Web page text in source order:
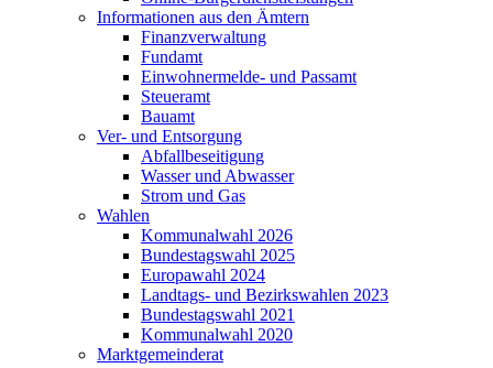
Informationen aus den Ämtern
Finanzverwaltung
Fundamt
Einwohnermelde- und Passamt
Steueramt
Bauamt
Ver- und Entsorgung
Abfallbeseitigung
Wasser und Abwasser
Strom und Gas
Wahlen
Kommunalwahl 2026
Bundestagswahl 2025
Europawahl 2024
Landtags- und Bezirkswahlen 2023
Bundestagswahl 2021
Kommunalwahl 2020
Marktgemeinderat